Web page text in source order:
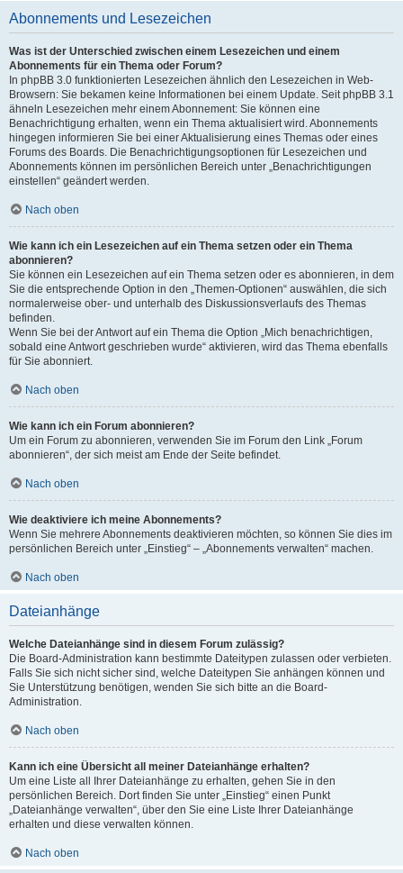
Abonnements und Lesezeichen
Was ist der Unterschied zwischen einem Lesezeichen und einem
Abonnements für ein Thema oder Forum?
In phpBB 3.0 funktionierten Lesezeichen ähnlich den Lesezeichen in Web-
Browsern: Sie bekamen keine Informationen bei einem Update. Seit phpBB 3.1
ähneln Lesezeichen mehr einem Abonnement: Sie können eine
Benachrichtigung erhalten, wenn ein Thema aktualisiert wird. Abonnements
hingegen informieren Sie bei einer Aktualisierung eines Themas oder eines
Forums des Boards. Die Benachrichtigungsoptionen für Lesezeichen und
Abonnements können im persönlichen Bereich unter „Benachrichtigungen
einstellen“ geändert werden.
Nach oben
Wie kann ich ein Lesezeichen auf ein Thema setzen oder ein Thema
abonnieren?
Sie können ein Lesezeichen auf ein Thema setzen oder es abonnieren, in dem
Sie die entsprechende Option in den „Themen-Optionen“ auswählen, die sich
normalerweise ober- und unterhalb des Diskussionsverlaufs des Themas
befinden.
Wenn Sie bei der Antwort auf ein Thema die Option „Mich benachrichtigen,
sobald eine Antwort geschrieben wurde“ aktivieren, wird das Thema ebenfalls
für Sie abonniert.
Nach oben
Wie kann ich ein Forum abonnieren?
Um ein Forum zu abonnieren, verwenden Sie im Forum den Link „Forum
abonnieren“, der sich meist am Ende der Seite befindet.
Nach oben
Wie deaktiviere ich meine Abonnements?
Wenn Sie mehrere Abonnements deaktivieren möchten, so können Sie dies im
persönlichen Bereich unter „Einstieg“ – „Abonnements verwalten“ machen.
Nach oben
Dateianhänge
Welche Dateianhänge sind in diesem Forum zulässig?
Die Board-Administration kann bestimmte Dateitypen zulassen oder verbieten.
Falls Sie sich nicht sicher sind, welche Dateitypen Sie anhängen können und
Sie Unterstützung benötigen, wenden Sie sich bitte an die Board-
Administration.
Nach oben
Kann ich eine Übersicht all meiner Dateianhänge erhalten?
Um eine Liste all Ihrer Dateianhänge zu erhalten, gehen Sie in den
persönlichen Bereich. Dort finden Sie unter „Einstieg“ einen Punkt
„Dateianhänge verwalten“, über den Sie eine Liste Ihrer Dateianhänge
erhalten und diese verwalten können.
Nach oben